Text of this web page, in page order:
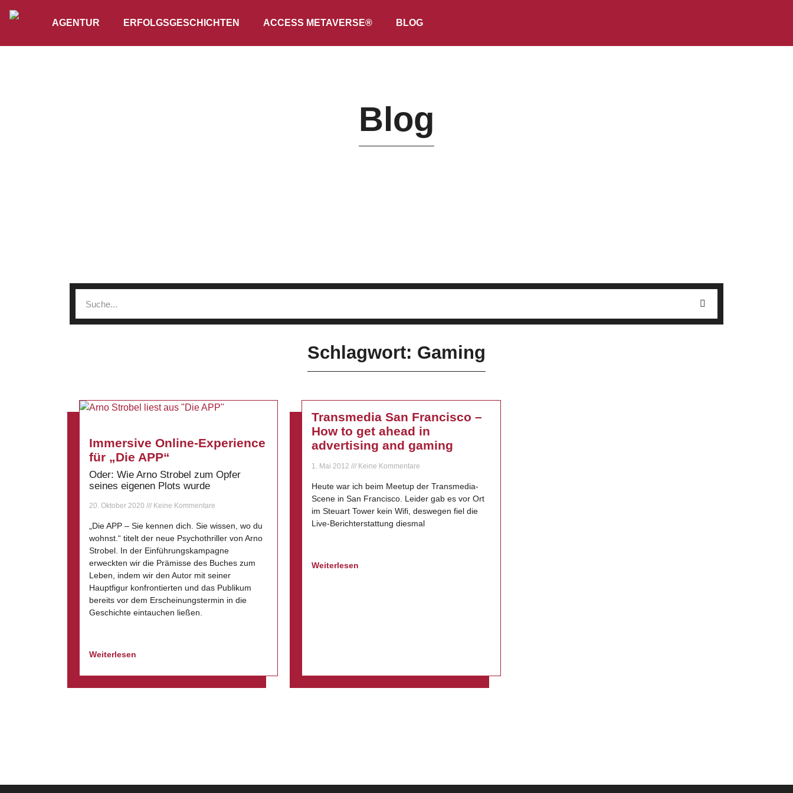
AGENTUR ERFOLGSGESCHICHTEN ACCESS METAVERSE® BLOG
Blog
Schlagwort: Gaming
Immersive Online-Experience
für „Die APP“
Oder: Wie Arno Strobel zum Opfer
seines eigenen Plots wurde
20. Oktober 2020 Keine Kommentare
„Die APP – Sie kennen dich. Sie wissen, wo du
wohnst.“ titelt der neue Psychothriller von Arno
Strobel. In der Einführungskampagne
erweckten wir die Prämisse des Buches zum
Leben, indem wir den Autor mit seiner
Hauptfigur konfrontierten und das Publikum
bereits vor dem Erscheinungstermin in die
Geschichte eintauchen ließen.
Weiterlesen
Transmedia San Francisco –
How to get ahead in
advertising and gaming
1. Mai 2012 Keine Kommentare
Heute war ich beim Meetup der Transmedia-
Scene in San Francisco. Leider gab es vor Ort
im Steuart Tower kein Wifi, deswegen fiel die
Live-Berichterstattung diesmal
Weiterlesen